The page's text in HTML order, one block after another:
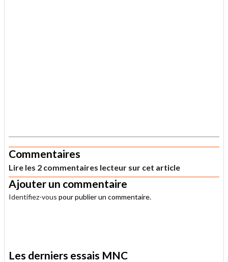
Commentaires
Lire les 2 commentaires lecteur sur cet article
Ajouter un commentaire
Identifiez-vous pour publier un commentaire.
Les derniers essais MNC